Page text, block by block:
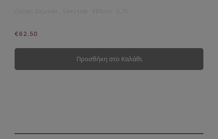
Ουίσκι Σκωτίας, Speyside 46%vol 0,7L
€62.50
Προσθήκη στο Καλάθι